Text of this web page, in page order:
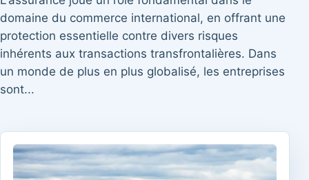
domaine du commerce international, en offrant une
protection essentielle contre divers risques
inhérents aux transactions transfrontalières. Dans
un monde de plus en plus globalisé, les entreprises
sont...